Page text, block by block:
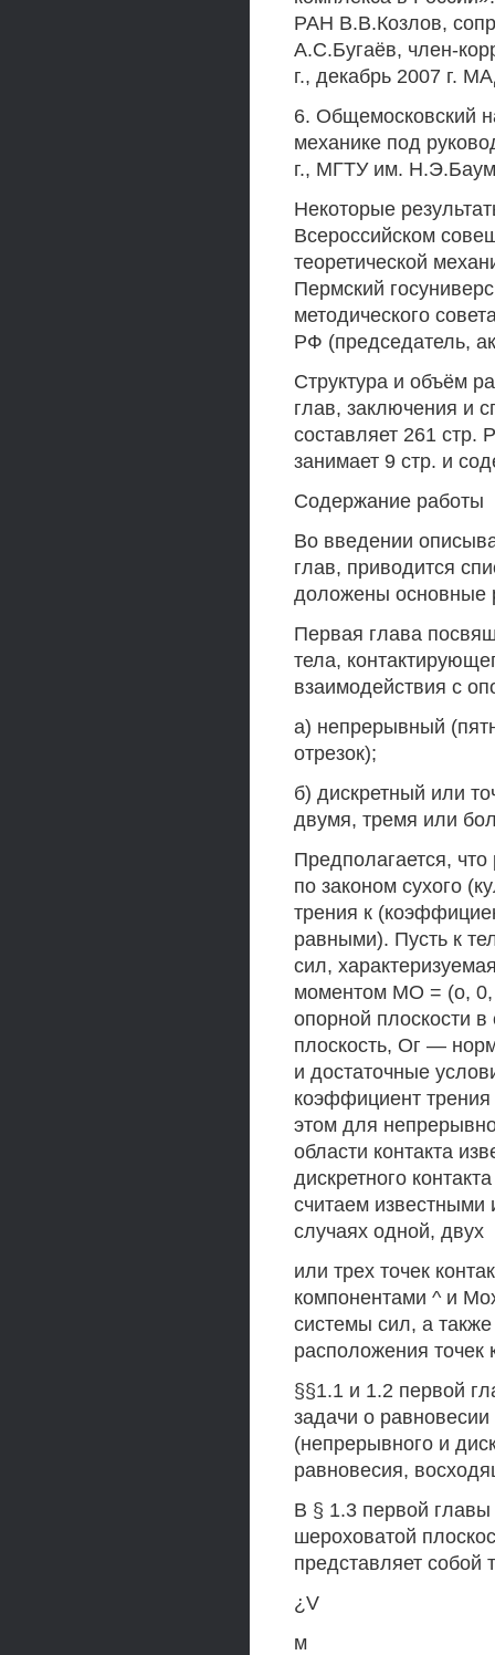
РАН В.В.Козлов,
А.С.Бугаёв, член-
г., декабрь 2007 г.
6. Общемосковский
механике под
г., МГТУ им.
Некоторые
Всероссийском
теоретической
Пермский
методического
РФ (председатель,
Структура и объём
глав, заключения и
составляет 261 стр.
занимает 9 стр. и
Содержание работы
Во введении
глав, приводится
доложены основные
Первая глава
тела,
взаимодействия с
а) непрерывный
отрезок);
б) дискретный или
двумя, тремя или
Предполагается,
по законом сухого
трения к
равными). Пусть к
сил,
моментом МО = (о, 0,
опорной плоскости
плоскость, Ог —
и достаточные
коэффициент трения
этом для
области контакта
дискретного
считаем
случаях одной, двух
или трех точек
компонентами ^ и
системы сил, а также
расположения точек
§§1.1 и 1.2 первой
задачи о равновесии
(непрерывного и
равновесия,
В § 1.3 первой главы
шероховатой
представляет
¿V
м